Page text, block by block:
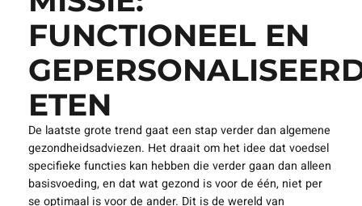
FUNCTIONEEL EN
ETEN
De laatste grote trend gaat een stap verder dan algemene
gezondheidsadviezen. Het draait om het idee dat voedsel
specifieke functies kan hebben die verder gaan dan alleen
basisvoeding, en dat wat gezond is voor de één, niet per
se optimaal is voor de ander. Dit is de wereld van